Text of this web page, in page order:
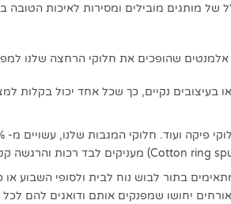
מותגים מובילים ומסירות לאיכות הטובה
שהופכים את חלוקי הרחצה שלנו
בעיצובים נקיים, כך שכל אחד יכול בקלות
בתור לבוש נוח לבית ולסופי השבוע
יחושו שמפנקים אותם ודואגים להם